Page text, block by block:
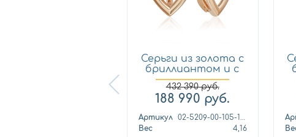
Серьги из золота с
бриллиантом и с
са...
432 390руб.
188 990 руб.
Артикул
02-5209-00-105-1111
Вес
4,16